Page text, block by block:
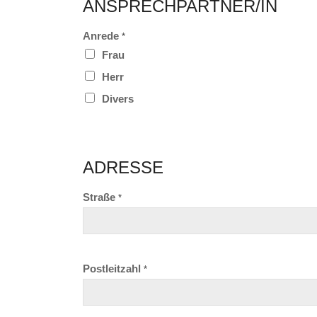
ANSPRECHPARTNER/IN
Anrede*
Frau
Herr
Divers
ADRESSE
Straße*
Postleitzahl*